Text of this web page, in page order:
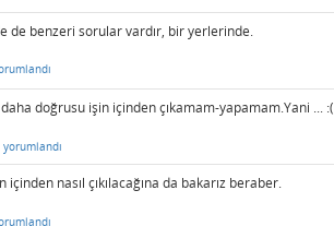
de benzeri sorular vardır, bir yerlerinde.
doğrusu işin içinden çıkamam-yapamam.Yani ... :(
yorumlandı
nasıl çıkılacağına da bakarız beraber.